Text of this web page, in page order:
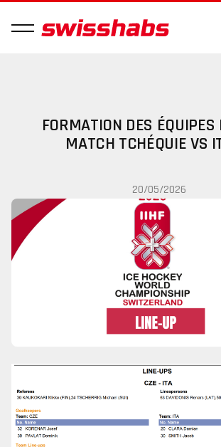
FORMATION DES ÉQUIPES
MATCH TCHÉQUIE VS
20/05/2026